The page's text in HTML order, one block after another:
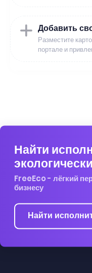
Добавить
Разместите
портале и
Найти
FreeEco - лёгкий
бизнесу
Найти